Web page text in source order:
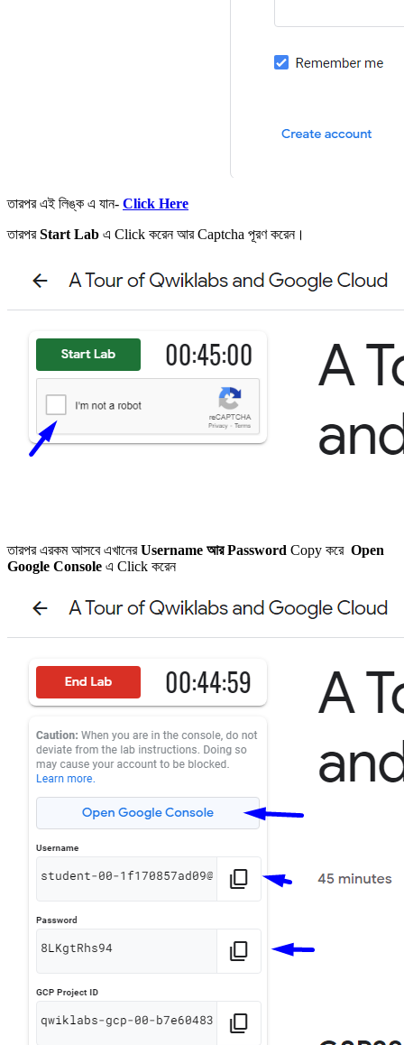
তারপর এই লিঙ্ক এ যান- Click Here
তারপরStart Lab এ Click করেন আর Captcha পূরণ করেন।
তারপর এরকম আসবে এখানেরUsername আর Password Copy করে Open
Google Console এ Click করেন